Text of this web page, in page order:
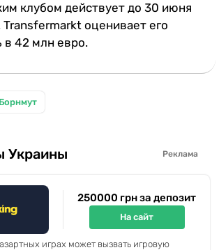
клубом действует до 30 июня
Transfermarkt оценивает его
в 42 млн евро.
Борнмут
Украины Реклама
250000 грн за депозит
На сайт
играх может вызвать игровую